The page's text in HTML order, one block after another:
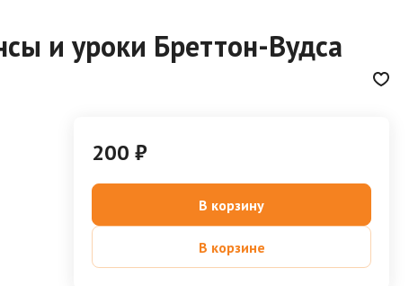
и уроки Бреттон-Вудса
200 ₽
В корзину
В корзине